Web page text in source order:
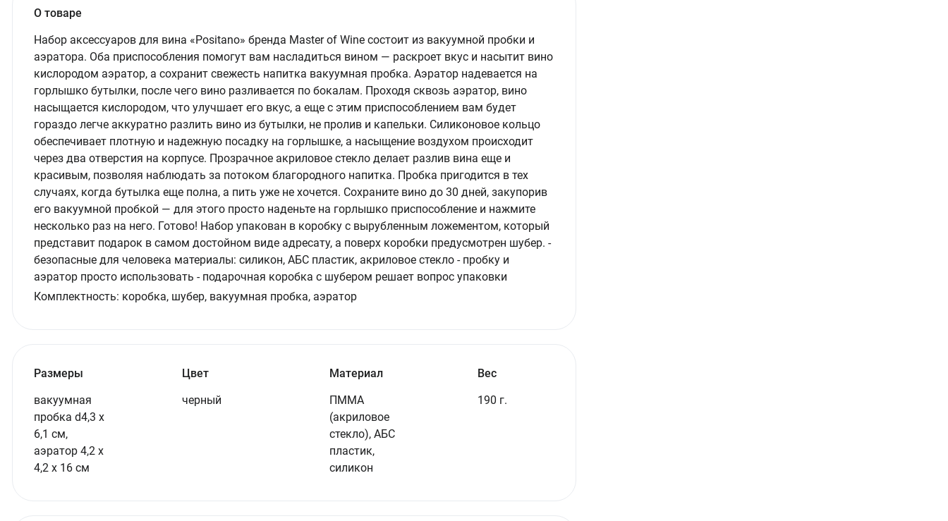
О товаре
Набор аксессуаров для вина «Positano» бренда Master of Wine состоит из вакуумной пробки и
аэратора. Оба приспособления помогут вам насладиться вином — раскроет вкус и насытит вино
кислородом аэратор, а сохранит свежесть напитка вакуумная пробка. Аэратор надевается на
горлышко бутылки, после чего вино разливается по бокалам. Проходя сквозь аэратор, вино
насыщается кислородом, что улучшает его вкус, а еще с этим приспособлением вам будет
гораздо легче аккуратно разлить вино из бутылки, не пролив и капельки. Силиконовое кольцо
обеспечивает плотную и надежную посадку на горлышке, а насыщение воздухом происходит
через два отверстия на корпусе. Прозрачное акриловое стекло делает разлив вина еще и
красивым, позволяя наблюдать за потоком благородного напитка. Пробка пригодится в тех
случаях, когда бутылка еще полна, а пить уже не хочется. Сохраните вино до 30 дней, закупорив
его вакуумной пробкой — для этого просто наденьте на горлышко приспособление и нажмите
несколько раз на него. Готово! Набор упакован в коробку с вырубленным ложементом, который
представит подарок в самом достойном виде адресату, а поверх коробки предусмотрен шубер. -
безопасные для человека материалы: силикон, АБС пластик, акриловое стекло - пробку и
аэратор просто использовать - подарочная коробка с шубером решает вопрос упаковки
Комплектность: коробка, шубер, вакуумная пробка, аэратор
Размеры
вакуумная
пробка d4,3 х
6,1 см,
аэратор 4,2 х
4,2 х 16 см
Цвет
черный
Материал
ПММА
(акриловое
стекло), АБС
пластик,
силикон
Вес
190 г.